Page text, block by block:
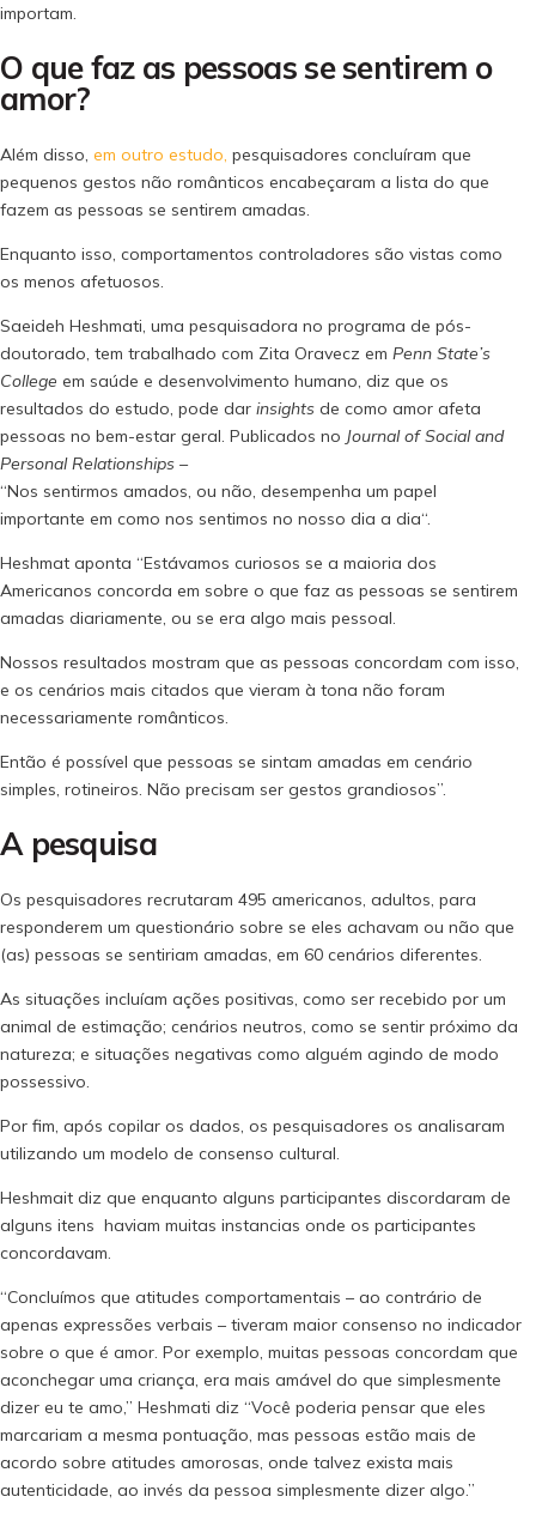
importam.
O que faz as pessoas se sentirem o
amor?
Além disso, em outro estudo, pesquisadores concluíram que
pequenos gestos não românticos encabeçaram a lista do que
fazem as pessoas se sentirem amadas.
Enquanto isso, comportamentos controladores são vistas como
os menos afetuosos.
Saeideh Heshmati, uma pesquisadora no programa de pós-
doutorado, tem trabalhado com Zita Oravecz em Penn State’s
College em saúde e desenvolvimento humano, diz que os
resultados do estudo, pode dar insights de como amor afeta
pessoas no bem-estar geral. Publicados no Journal of Social and
Personal Relationships –
“Nos sentirmos amados, ou não, desempenha um papel
importante em como nos sentimos no nosso dia a dia“.
Heshmat aponta “Estávamos curiosos se a maioria dos
Americanos concorda em sobre o que faz as pessoas se sentirem
amadas diariamente, ou se era algo mais pessoal.
Nossos resultados mostram que as pessoas concordam com isso,
e os cenários mais citados que vieram à tona não foram
necessariamente românticos.
Então é possível que pessoas se sintam amadas em cenário
simples, rotineiros. Não precisam ser gestos grandiosos”.
A pesquisa
Os pesquisadores recrutaram 495 americanos, adultos, para
responderem um questionário sobre se eles achavam ou não que
(as) pessoas se sentiriam amadas, em 60 cenários diferentes.
As situações incluíam ações positivas, como ser recebido por um
animal de estimação; cenários neutros, como se sentir próximo da
natureza; e situações negativas como alguém agindo de modo
possessivo.
Por fim, após copilar os dados, os pesquisadores os analisaram
utilizando um modelo de consenso cultural.
Heshmait diz que enquanto alguns participantes discordaram de
alguns itens haviam muitas instancias onde os participantes
concordavam.
“Concluímos que atitudes comportamentais – ao contrário de
apenas expressões verbais – tiveram maior consenso no indicador
sobre o que é amor. Por exemplo, muitas pessoas concordam que
aconchegar uma criança, era mais amável do que simplesmente
dizer eu te amo,” Heshmati diz “Você poderia pensar que eles
marcariam a mesma pontuação, mas pessoas estão mais de
acordo sobre atitudes amorosas, onde talvez exista mais
autenticidade, ao invés da pessoa simplesmente dizer algo.”